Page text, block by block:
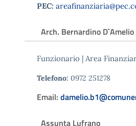
PEC:
Arch. Bernardino D`Amelio
Funzionario | Area
Telefono: 0972 251278
Email:
Assunta Lufrano